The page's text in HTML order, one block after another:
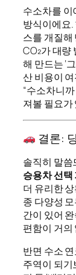
수소차를 이
방식이에요.
스를 개질해
CO₂가 대량
해 만드는 ‘
산 비용이
“수소차니
져볼 필요가
결론:
솔직히 말
승용차 선택
더 유리한
종 다양성
간이 있어
편함이 거의
반면 수소
주역이 되기